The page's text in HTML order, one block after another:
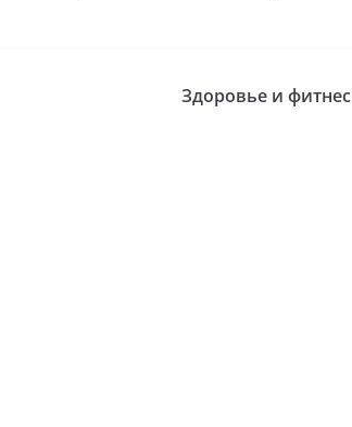
Здоровье и фитнес